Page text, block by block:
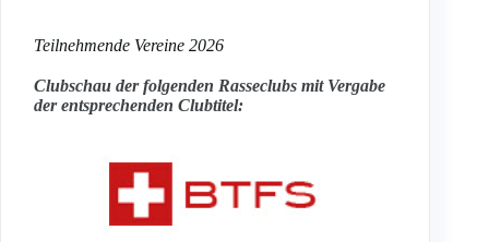
Teilnehmende Vereine 2026
Clubschau der folgenden Rasseclubs mit Vergabe
der entsprechenden Clubtitel: